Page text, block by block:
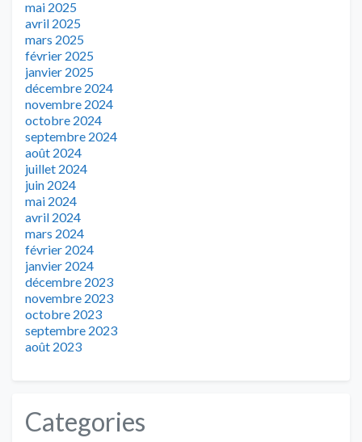
mai 2025
avril 2025
mars 2025
février 2025
janvier 2025
décembre 2024
novembre 2024
octobre 2024
septembre 2024
août 2024
juillet 2024
juin 2024
mai 2024
avril 2024
mars 2024
février 2024
janvier 2024
décembre 2023
novembre 2023
octobre 2023
septembre 2023
août 2023
Categories